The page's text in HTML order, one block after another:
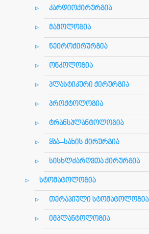
კარდიოქირურგია
მამოლოგია
ნეიროქირურგია
ონკოლოგია
პლასტიკური ქირურგია
პროქტოლოგია
ტრანსპლანტოლოგია
ყბა–სახის ქირურგია
სისხლძარღვთა ქირურგია
სტომატოლოგია
თერაპიული სტომატოლოგია
იმპლანტოლოგია